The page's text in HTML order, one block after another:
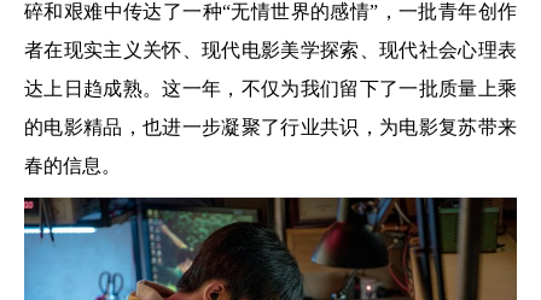
碎和艰难中传达了一种“无情世界的感情”，一批青年创作
者在现实主义关怀、现代电影美学探索、现代社会心理表
达上日趋成熟。这一年，不仅为我们留下了一批质量上乘
的电影精品，也进一步凝聚了行业共识，为电影复苏带来
春的信息。